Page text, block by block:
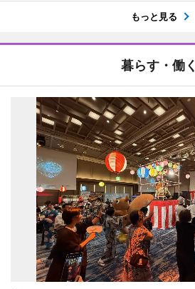
もっと見る
暮らす・働く